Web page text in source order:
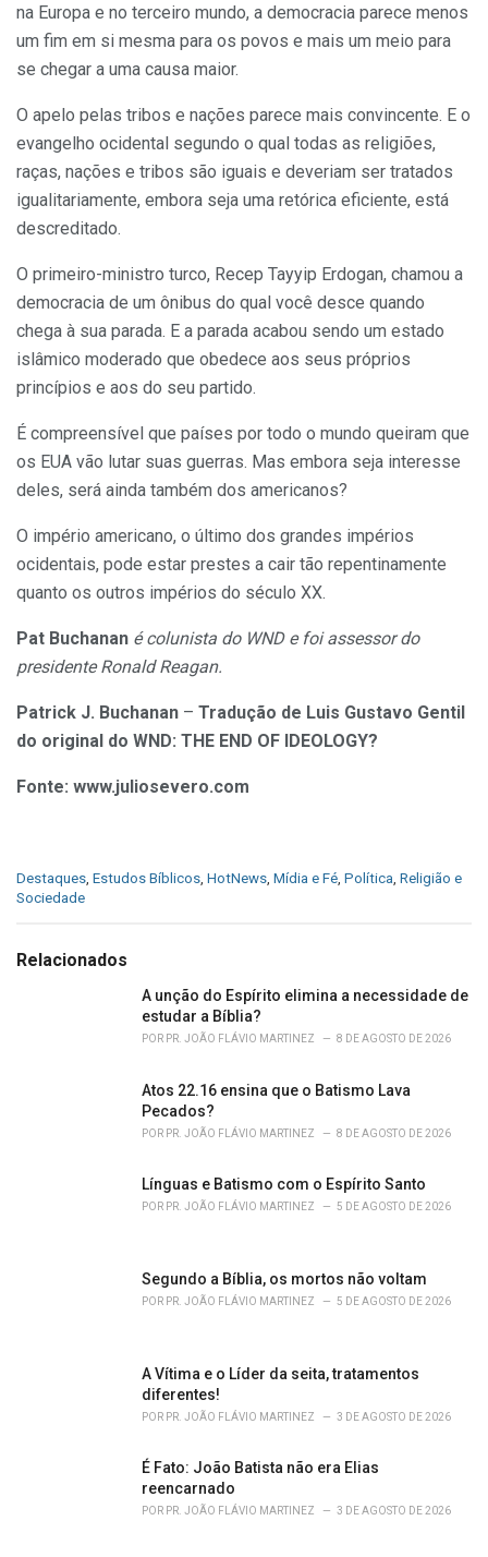
na Europa e no terceiro mundo, a democracia parece menos
um fim em si mesma para os povos e mais um meio para
se chegar a uma causa maior.
O apelo pelas tribos e nações parece mais convincente. E o
evangelho ocidental segundo o qual todas as religiões,
raças, nações e tribos são iguais e deveriam ser tratados
igualitariamente, embora seja uma retórica eficiente, está
descreditado.
O primeiro-ministro turco, Recep Tayyip Erdogan, chamou a
democracia de um ônibus do qual você desce quando
chega à sua parada. E a parada acabou sendo um estado
islâmico moderado que obedece aos seus próprios
princípios e aos do seu partido.
É compreensível que países por todo o mundo queiram que
os EUA vão lutar suas guerras. Mas embora seja interesse
deles, será ainda também dos americanos?
O império americano, o último dos grandes impérios
ocidentais, pode estar prestes a cair tão repentinamente
quanto os outros impérios do século XX.
Pat Buchanan é colunista do WND e foi assessor do
presidente Ronald Reagan.
Patrick J. Buchanan – Tradução de Luis Gustavo Gentil
do original do WND: THE END OF IDEOLOGY?
Fonte: www.juliosevero.com
C
a
g
Destaques Estudos Bíblicos HotNews Mídia e Fé Política Religião e
Sociedade
Relacionados
A unção do Espírito elimina a necessidade de
estudar a Bíblia?
POR PR. JOÃO FLÁVIO MARTINEZ 8 DE AGOSTO DE 2026
Atos 22.16 ensina que o Batismo Lava
Pecados?
POR PR. JOÃO FLÁVIO MARTINEZ 8 DE AGOSTO DE 2026
Línguas e Batismo com o Espírito Santo
POR PR. JOÃO FLÁVIO MARTINEZ 5 DE AGOSTO DE 2026
Segundo a Bíblia, os mortos não voltam
POR PR. JOÃO FLÁVIO MARTINEZ 5 DE AGOSTO DE 2026
A Vítima e o Líder da seita, tratamentos
diferentes!
POR PR. JOÃO FLÁVIO MARTINEZ 3 DE AGOSTO DE 2026
É Fato: João Batista não era Elias
reencarnado
POR PR. JOÃO FLÁVIO MARTINEZ 3 DE AGOSTO DE 2026